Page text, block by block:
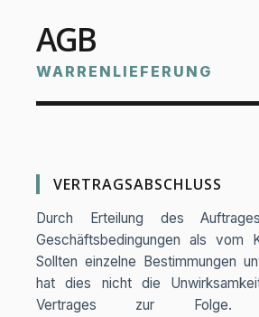
Versandkosten
Kontakt
AGB
WARRENLIEFERUNG
VERTRAGSABSCHLUSS
Durch Erteilung des
Geschäftsbedingungen als vom
Sollten einzelne Bestimmungen
hat dies nicht die
Vertrages zur Folge.